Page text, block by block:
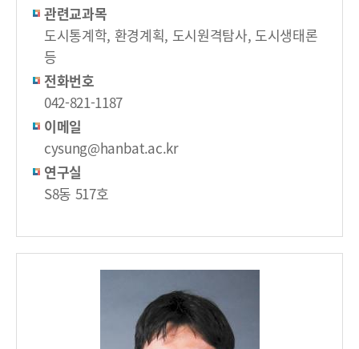
관련교과목
도시통계학, 환경계획, 도시원격탐사, 도시생태론
등
전화번호
042-821-1187
이메일
cysung@hanbat.ac.kr
연구실
S8동 517호